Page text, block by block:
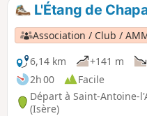
L'Étang de
Association / Club /
6,14 km
+141 m
2h 00
Facile
Départ à Saint-Antoine-
(Isère)